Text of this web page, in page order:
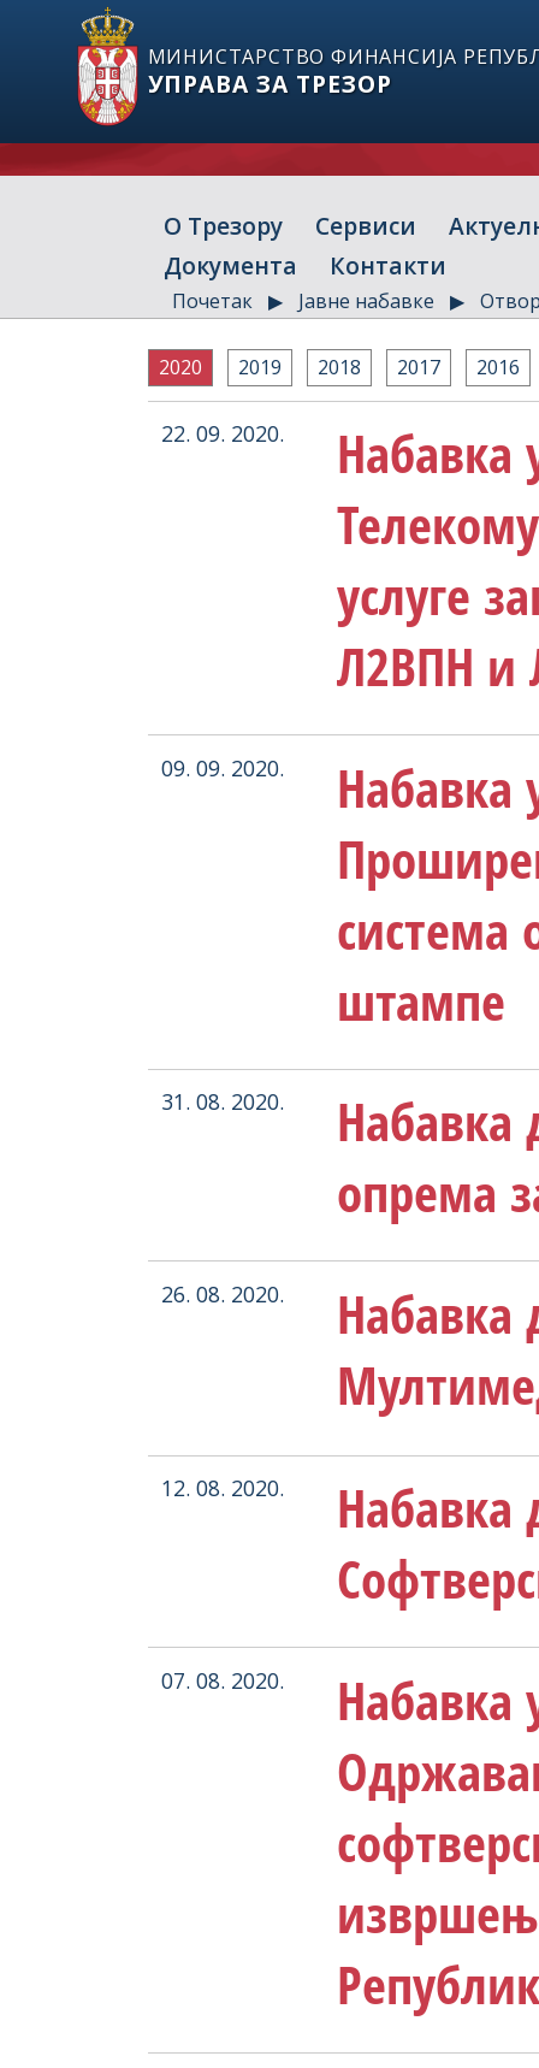
МИНИСТАРСТВО ФИНАНСИЈА
УПРАВА ЗА ТРЕЗОР
О Трезору Сервиси
Документа
Контакти
Почетак Јавне набавке
2020 2019 2018 2017 2016
22. 09. 2020.
Набавка
услуге
Л2ВПН и
09. 09. 2020.
Набавка
система
штампе
31. 08. 2020.
опрема
26. 08. 2020.
Набавка
12. 08. 2020.
Набавка
07. 08. 2020.
Набавка